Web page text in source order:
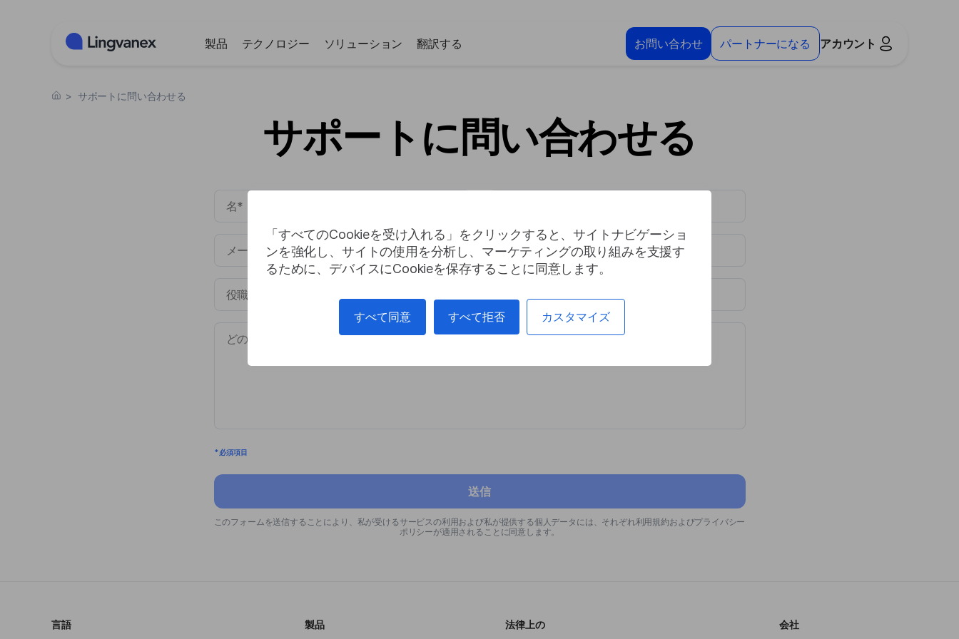
「すべてのCookieを受け入れる」をクリックすると、サイトナビゲーショ
ンを強化し、サイトの使用を分析し、マーケティングの取り組みを支援す
るために、デバイスにCookieを保存することに同意します。
すべて同意 すべて拒否 カスタマイズ
製品 テクノロジー ソリューション 翻訳する お問い合わせ パートナーになる アカウント
> サポートに問い合わせる
サポートに問い合わせる
* 必須項目
送信
このフォームを送信することにより、私が受けるサービスの利用および私が提供する個人データには、それぞれ利用規約およびプライバシー
ポリシーが適用されることに同意します。
言語 製品 法律上の 会社